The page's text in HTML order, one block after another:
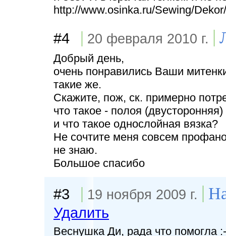
http://www.osinka.ru/Sewing/
#4 20 февраля 2010 г.
Добрый день,
очень понравились Ваши
такие же.
Скажите, пож, ск. примерно
что такое - полоя (двусторонняя)
и что такое однослойная вязка?
Не сочтите меня совсем
не знаю.
Большое спасибо
#3 19 ноября 2009 г.
Удалить
Веснушка Ди, рада что помогла